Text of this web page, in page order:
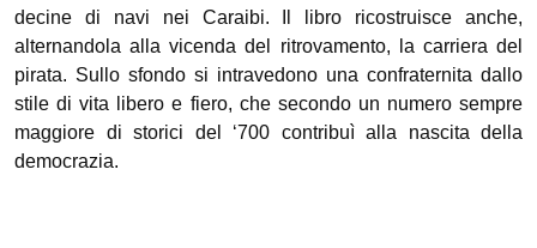
decine di navi nei Caraibi. Il libro ricostruisce anche,
alternandola alla vicenda del ritrovamento, la carriera del
pirata. Sullo sfondo si intravedono una confraternita dallo
stile di vita libero e fiero, che secondo un numero sempre
maggiore di storici del ‘700 contribuì alla nascita della
democrazia.